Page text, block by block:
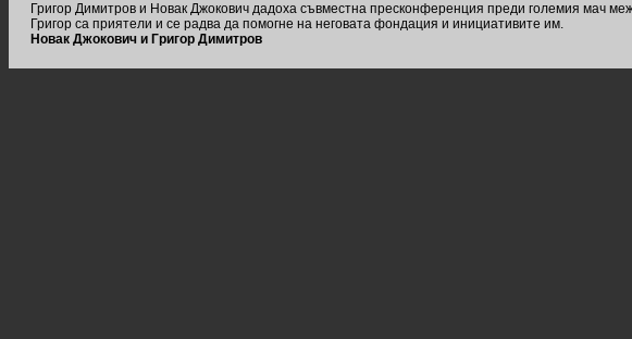
Григор Димитров и Новак Джокович дадоха съвместна пресконференция преди големия мач
Григор са приятели и се радва да помогне на неговата фондация и инициативите им.
Новак Джокович и Григор Димитров